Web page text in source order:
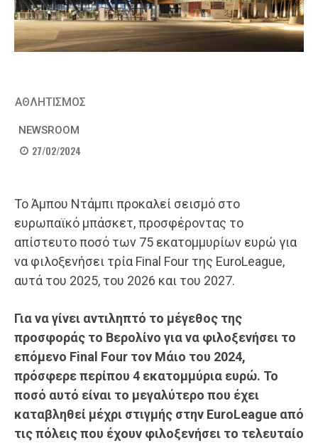
ΑΘΛΗΤΙΣΜΟΣ
NEWSROOM
27/02/2024
Το Άμπου Ντάμπι προκαλεί σεισμό στο
ευρωπαϊκό μπάσκετ, προσφέροντας το
απίστευτο ποσό των 75 εκατομμυρίων ευρώ για
να φιλοξενήσει τρία Final Four της EuroLeague,
αυτά του 2025, του 2026 και του 2027.
Για να γίνει αντιληπτό το μέγεθος της
προσφοράς το Βερολίνο για να φιλοξενήσει το
επόμενο Final Four τον Μάιο του 2024,
πρόσφερε περίπου 4 εκατομμύρια ευρώ. Το
ποσό αυτό είναι το μεγαλύτερο που έχει
καταβληθεί μέχρι στιγμής στην EuroLeague από
τις πόλεις που έχουν φιλοξενήσει το τελευταίο